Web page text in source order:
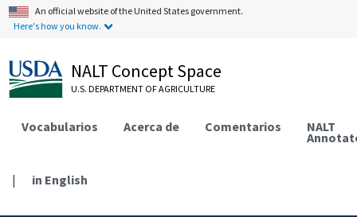
An official website of the United States government.
Here's how you know.
NALT Concept Space
U.S. DEPARTMENT OF AGRICULTURE
Vocabularios Acerca de Comentarios NALT
| in English